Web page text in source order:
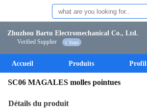
Zhuzhou Bartu Electromechanical Co., Ltd.
Verified Supplier 1 Years
Accueil Produits Profil
SC06 MAGALES molles pointues
Détails du produit